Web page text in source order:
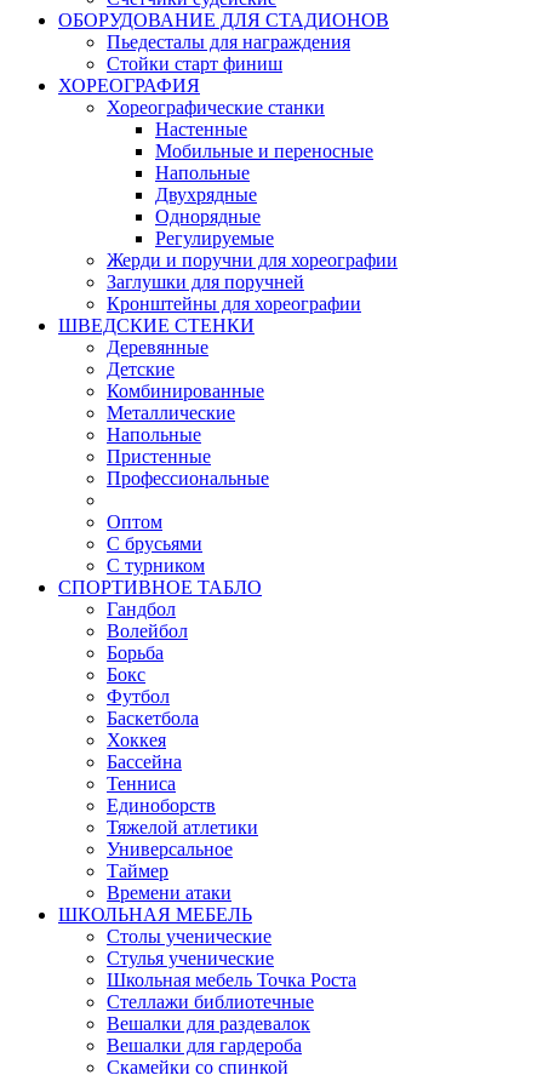
ОБОРУДОВАНИЕ ДЛЯ СТАДИОНОВ
Пьедесталы для награждения
Стойки старт финиш
ХОРЕОГРАФИЯ
Хореографические станки
Настенные
Мобильные и переносные
Напольные
Двухрядные
Однорядные
Регулируемые
Жерди и поручни для хореографии
Заглушки для поручней
Кронштейны для хореографии
ШВЕДСКИЕ СТЕНКИ
Деревянные
Детские
Комбинированные
Металлические
Напольные
Пристенные
Профессиональные
Оптом
С брусьями
С турником
СПОРТИВНОЕ ТАБЛО
Гандбол
Волейбол
Борьба
Бокс
Футбол
Баскетбола
Хоккея
Бассейна
Тенниса
Единоборств
Тяжелой атлетики
Универсальное
Таймер
Времени атаки
ШКОЛЬНАЯ МЕБЕЛЬ
Столы ученические
Стулья ученические
Школьная мебель Точка Роста
Стеллажи библиотечные
Вешалки для раздевалок
Вешалки для гардероба
Скамейки со спинкой